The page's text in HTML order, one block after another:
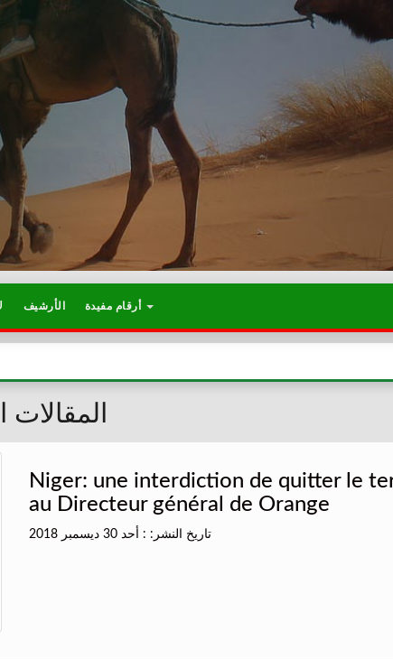
الأرشيف
المقالات
Niger: une interdiction de quitter le
au Directeur général de Orange
تاريخ النشر: : أحد 30 ديسمبر 2018